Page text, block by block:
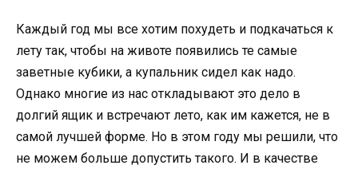
Каждый год мы все хотим похудеть и подкачаться к
лету так, чтобы на животе появились те самые
заветные кубики, а купальник сидел как надо.
Однако многие из нас откладывают это дело в
долгий ящик и встречают лето, как им кажется, не в
самой лучшей форме. Но в этом году мы решили, что
не можем больше допустить такого. И в качестве